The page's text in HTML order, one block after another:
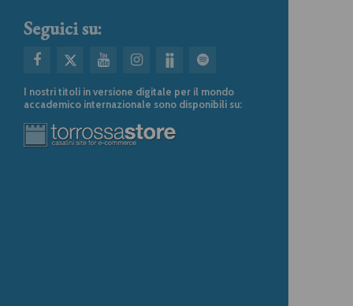
Seguici su:
I nostri titoli in versione digitale per il mondo
accademico internazionale sono disponibili su: